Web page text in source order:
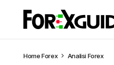
HomeForex Analisi Forex